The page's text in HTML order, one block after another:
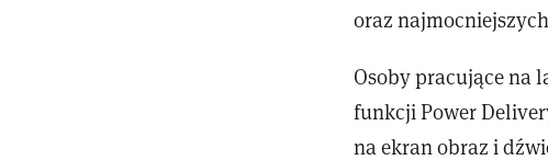
oraz
Osoby pracujące na
funkcji Power
na ekran obraz i